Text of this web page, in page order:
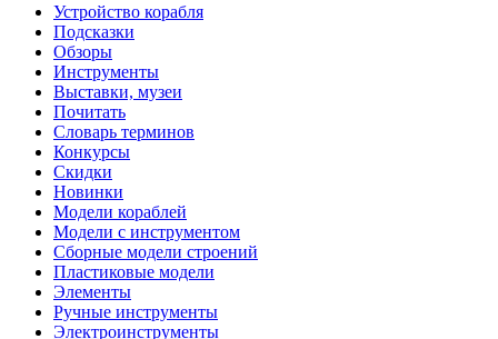
Устройство корабля
Подсказки
Обзоры
Инструменты
Выставки, музеи
Почитать
Словарь терминов
Конкурсы
Скидки
Новинки
Модели кораблей
Модели с инструментом
Сборные модели строений
Пластиковые модели
Элементы
Ручные инструменты
Электроинструменты